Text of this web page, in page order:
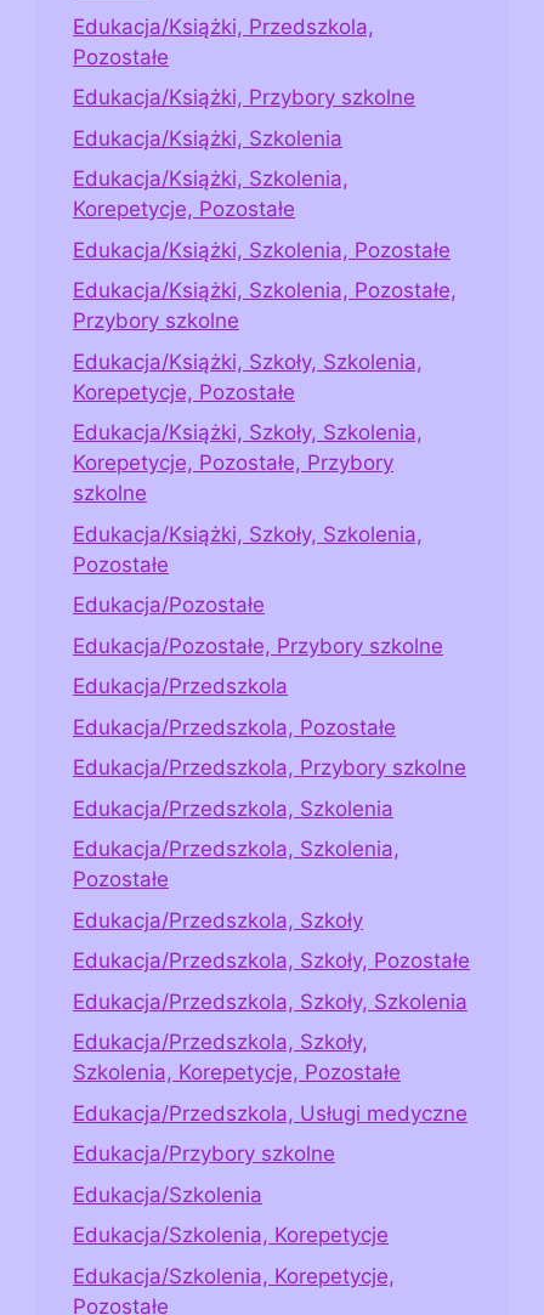
Edukacja/Książki, Przedszkola,
Pozostałe
Edukacja/Książki, Przybory szkolne
Edukacja/Książki, Szkolenia
Edukacja/Książki, Szkolenia,
Korepetycje, Pozostałe
Edukacja/Książki, Szkolenia, Pozostałe
Edukacja/Książki, Szkolenia, Pozostałe,
Przybory szkolne
Edukacja/Książki, Szkoły, Szkolenia,
Korepetycje, Pozostałe
Edukacja/Książki, Szkoły, Szkolenia,
Korepetycje, Pozostałe, Przybory
szkolne
Edukacja/Książki, Szkoły, Szkolenia,
Pozostałe
Edukacja/Pozostałe
Edukacja/Pozostałe, Przybory szkolne
Edukacja/Przedszkola
Edukacja/Przedszkola, Pozostałe
Edukacja/Przedszkola, Przybory szkolne
Edukacja/Przedszkola, Szkolenia
Edukacja/Przedszkola, Szkolenia,
Pozostałe
Edukacja/Przedszkola, Szkoły
Edukacja/Przedszkola, Szkoły, Pozostałe
Edukacja/Przedszkola, Szkoły, Szkolenia
Edukacja/Przedszkola, Szkoły,
Szkolenia, Korepetycje, Pozostałe
Edukacja/Przedszkola, Usługi medyczne
Edukacja/Przybory szkolne
Edukacja/Szkolenia
Edukacja/Szkolenia, Korepetycje
Edukacja/Szkolenia, Korepetycje,
Pozostałe